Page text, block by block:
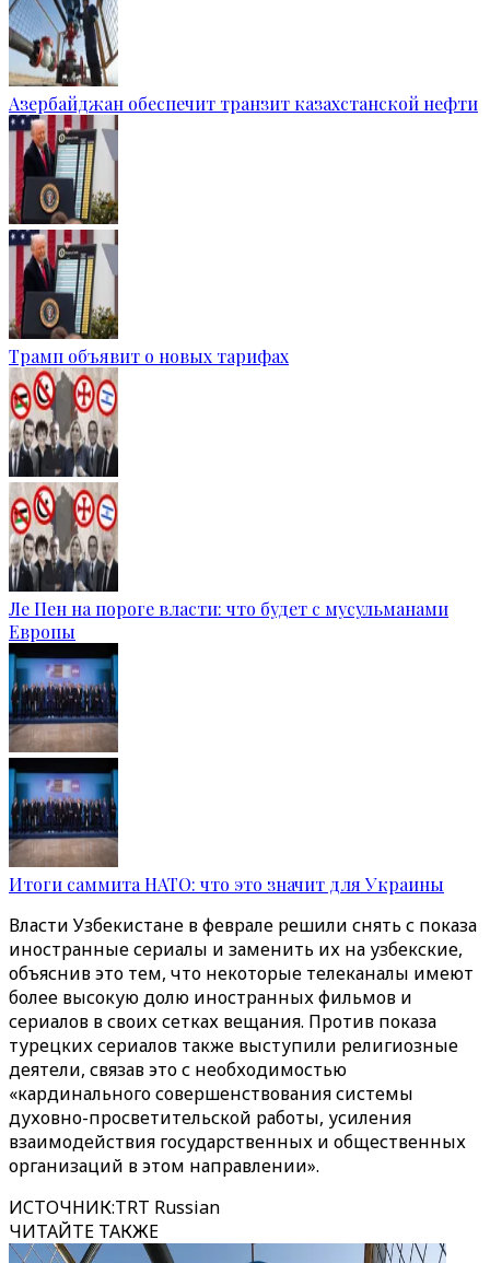
Азербайджан обеспечит транзит казахстанской нефти
Трамп объявит о новых тарифах
Ле Пен на пороге власти: что будет с мусульманами
Европы
Итоги саммита НАТО: что это значит для Украины
Власти Узбекистане в феврале решили снять с показа
иностранные сериалы и заменить их на узбекские,
объяснив это тем, что некоторые телеканалы имеют
более высокую долю иностранных фильмов и
сериалов в своих сетках вещания. Против показа
турецких сериалов также выступили религиозные
деятели, связав это с необходимостью
«кардинального совершенствования системы
духовно-просветительской работы, усиления
взаимодействия государственных и общественных
организаций в этом направлении».
ИСТОЧНИК:TRT Russian
ЧИТАЙТЕ ТАКЖЕ